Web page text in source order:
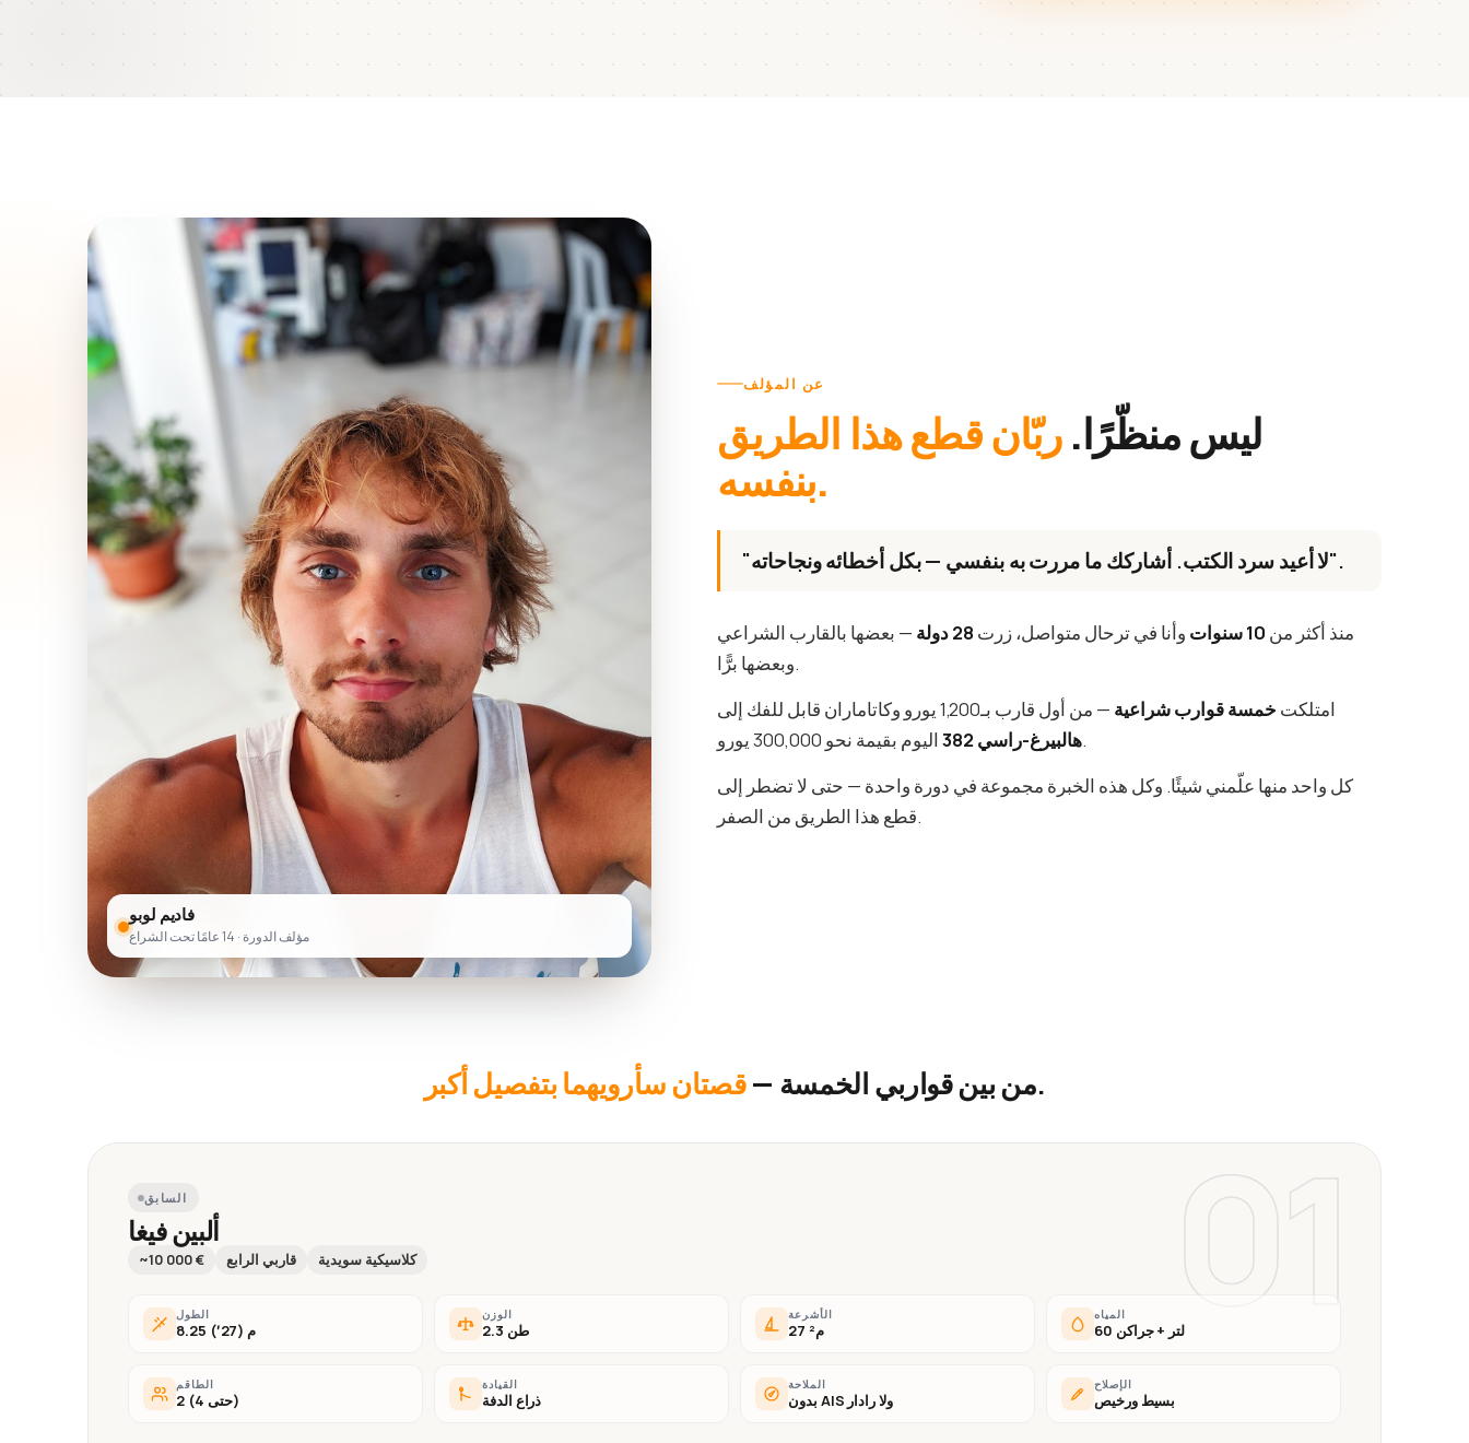
فاديم لوبو
مؤلف الدورة · 14 عامًا تحت الشراع
عن المؤلف
ليس منظّرًا.ربّان قطع هذا الطريق
بنفسه.
"لا أعيد سرد الكتب. أشاركك ما مررت به بنفسي — بكل أخطائه ونجاحاته".
منذ أكثر من 10 سنوات وأنا في ترحال متواصل، زرت 28 دولة
— بعضها بالقارب الشراعي
وبعضها برًّا.
امتلكت خمسة قوارب شراعية — من أول قارب بـ1,200 يورو وكاتاماران قابل للفك إلى
هالبيرغ-راسي 382اليوم بقيمة نحو 300,000 يورو.
كل واحد منها علّمني شيئًا. وكل هذه الخبرة مجموعة في دورة واحدة — حتى لا تضطر إلى
قطع هذا الطريق من الصفر.
من بين قواربي الخمسة —قصتان سأرويهما بتفصيل أكبر .
01 السابق
ألبين فيغا
~10 000 € قاربي الرابع كلاسيكية سويدية
الطول
8.25 م (27′)
الوزن
2.3 طن
الأشرعة
27 م²
المياه
60 لتر + جراكن
الطاقم
2 (حتى 4)
القيادة
ذراع الدفة
الملاحة
بدون AIS ولا رادار
الإصلاح
بسيط ورخيص